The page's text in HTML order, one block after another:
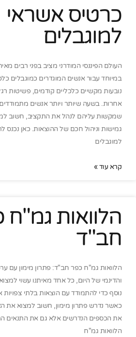
כרטיס אשראי
למוגבלים
העולם הפיננסי המודרני מציב בפני רבים
במיוחד עבור אנשים המוגדרים כמוגבלים
נובעות מקשיים כלכליים קודמים, פשיטות
אחרות. בשעה שיותר ויותר אנשים
שמקשות עליהם לנהל את התקציב, חשוב
גמישות וניהול חכם של ההוצאות. כאן נכנס
למוגבלים
קרא עוד »
הלוואות גמ"ח
חב"ד
הלוואות גמ"ח כפר חב"ד: פתרון מימון עם
והדינמי של היום, כל אחד מאיתנו עשוי
נוסף כדי להתמודד עם הוצאות בלתי צפויות
כאשר נדרש פתרון מימון, חשוב למצוא
את הכספים הנדרשים אלא גם את התנאים
הלוואות גמ"ח